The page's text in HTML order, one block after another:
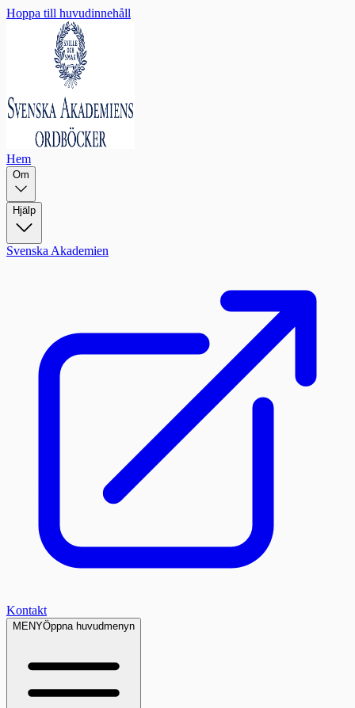
Hoppa till huvudinnehåll
Hem
Om
Hjälp
Svenska Akademien
Kontakt
MENYÖppna huvudmenyn